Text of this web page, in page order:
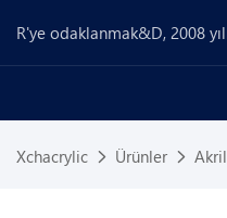
R'ye odaklanmak&D, 2008
Xchacrylic Ürünler